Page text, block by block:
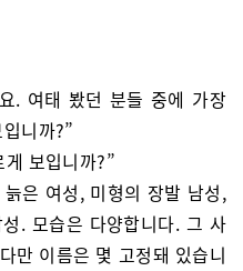
. 여태 봤던 분들 중에 가장
니까?”
보입니까?”
은 여성, 미형의 장발 남성,
. 모습은 다양합니다. 그 사
만 이름은 몇 고정돼 있습니